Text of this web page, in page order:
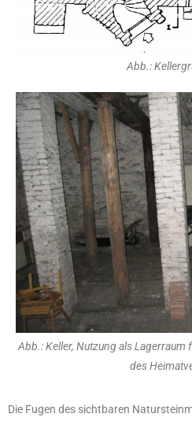
Abb.:
Abb.: Keller, Nutzung als
des
Die Fugen des sichtbaren